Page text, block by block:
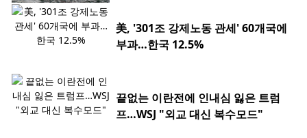
美, '301조 강제노동 관세' 60개국에
부과…한국 12.5%
끝없는 이란전에 인내심 잃은 트럼
프…WSJ "외교 대신 복수모드"